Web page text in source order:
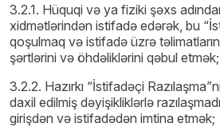
3.2.1. Hüquqi və ya fiziki şəxs
xidmətlərindən istifadə edərək, bu
qoşulmaq və istifadə üzrə
şərtlərini və öhdəliklərini qəbul etmək;
3.2.2. Hazırkı “İstifadəçi
daxil edilmiş dəyişikliklərlə
girişdən və istifadədən imtina etmək;